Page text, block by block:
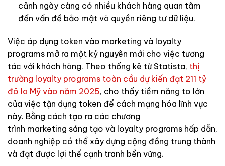
cảnh ngày càng có nhiều khách hàng quan tâm
đến vấn đề bảo mật và quyền riêng tư dữ liệu.
Việc áp dụng token vào marketing và loyalty
programs mở ra một kỷ nguyên mới cho việc tương
tác với khách hàng. Theo thống kê từ Statista, thị
trường loyalty programs toàn cầu dự kiến đạt 211 tỷ
đô la Mỹ vào năm 2025, cho thấy tiềm năng to lớn
của việc tận dụng token để cách mạng hóa lĩnh vực
này. Bằng cách tạo ra các chương
trình marketing sáng tạo và loyalty programs hấp dẫn,
doanh nghiệp có thể xây dựng cộng đồng trung thành
và đạt được lợi thế cạnh tranh bền vững.